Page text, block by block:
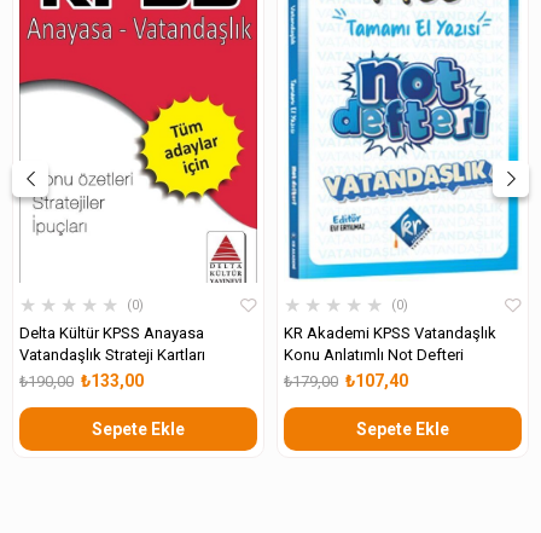
★ ★ ★ ★ ★ 0
Delta Kültür KPSS Anayasa
Vatandaşlık Strateji Kartları
₺133,00
₺190,00
Sepete Ekle
★ ★ ★ ★ ★ 0
KR Akademi KPSS Vatandaşlık
Konu Anlatımlı Not Defteri
₺107,40
₺179,00
Sepete Ekle